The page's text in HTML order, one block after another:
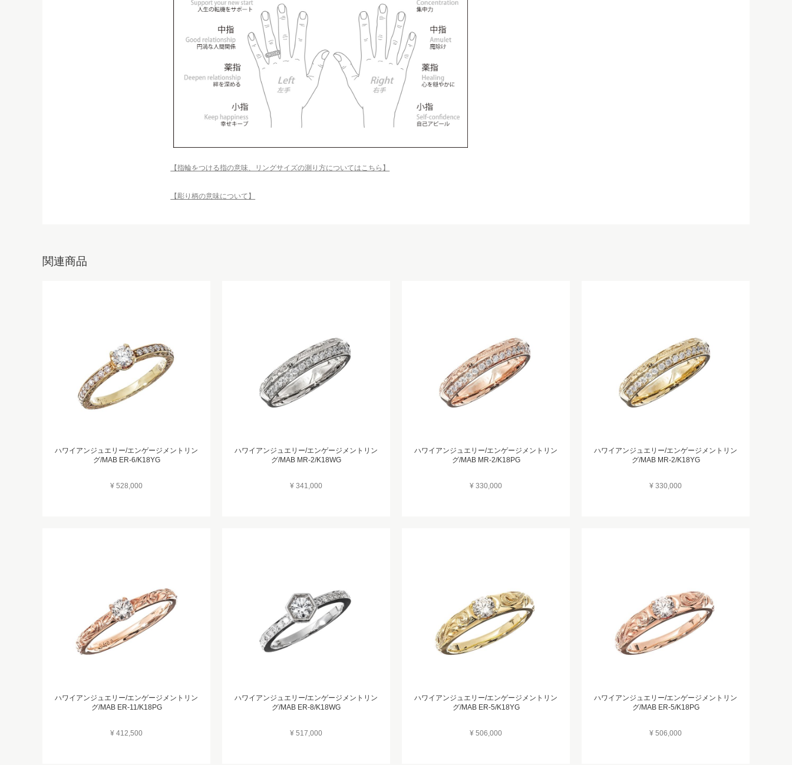
【指輪をつける指の意味、リングサイズの測り方についてはこちら】
【彫り柄の意味について】
関連商品
ハワイアンジュエリー/エンゲージメントリン
グ/MAB ER-6/K18YG
¥ 528,000
ハワイアンジュエリー/エンゲージメントリン
グ/MAB MR-2/K18WG
¥ 341,000
ハワイアンジュエリー/エンゲージメントリン
グ/MAB MR-2/K18PG
¥ 330,000
ハワイアンジュエリー/エンゲージメントリン
グ/MAB MR-2/K18YG
¥ 330,000
ハワイアンジュエリー/エンゲージメントリン
グ/MAB ER-11/K18PG
¥ 412,500
ハワイアンジュエリー/エンゲージメントリン
グ/MAB ER-8/K18WG
¥ 517,000
ハワイアンジュエリー/エンゲージメントリン
グ/MAB ER-5/K18YG
¥ 506,000
ハワイアンジュエリー/エンゲージメントリン
グ/MAB ER-5/K18PG
¥ 506,000